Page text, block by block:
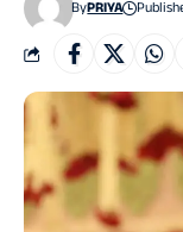
ByPRIYA